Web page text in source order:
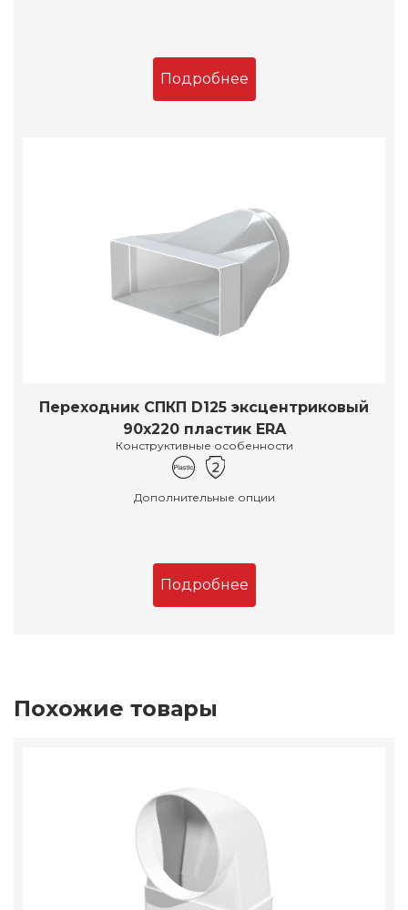
Подробнее
Переходник СПКП D125 эксцентриковый
90х220 пластик ERA
Конструктивные особенности
Дополнительные опции
Подробнее
Похожие товары